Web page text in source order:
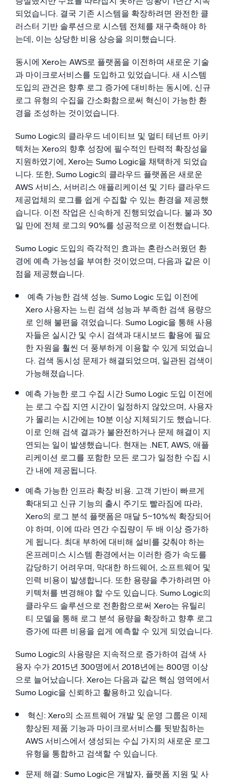
되었습니다. 결국 기존 시스템을 확장하려면 완전한 클
러스터 기반 솔루션으로 시스템 전체를 재구축해야 하
는데, 이는 상당한 비용 상승을 의미했습니다.
동시에 Xero는 AWS로 플랫폼을 이전하며 새로운 기술
과 마이크로서비스를 도입하고 있었습니다. 새 시스템
도입의 관건은 향후 로그 증가에 대비하는 동시에, 신규
로그 유형의 수집을 간소화함으로써 혁신이 가능한 환
경을 조성하는 것이었습니다.
Sumo Logic의 클라우드 네이티브 및 멀티 테넌트 아키
텍처는 Xero의 향후 성장에 필수적인 탄력적 확장성을
지원하였기에, Xero는 Sumo Logic을 채택하게 되었습
니다. 또한, Sumo Logic의 클라우드 플랫폼은 새로운
AWS 서비스, 서버리스 애플리케이션 및 기타 클라우드
제공업체의 로그를 쉽게 수집할 수 있는 환경을 제공했
습니다. 이전 작업은 신속하게 진행되었습니다. 불과 30
일 만에 전체 로그의 90%를 성공적으로 이전했습니다.
Sumo Logic 도입의 즉각적인 효과는 혼란스러웠던 환
경에 예측 가능성을 부여한 것이었으며, 다음과 같은 이
점을 제공했습니다.
예측 가능한 검색 성능. Sumo Logic 도입 이전에
Xero 사용자는 느린 검색 성능과 부족한 검색 용량으
로 인해 불편을 겪었습니다. Sumo Logic을 통해 사용
자들은 실시간 및 수시 검색과 대시보드 활용에 필요
한 자원을 훨씬 더 풍부하게 이용할 수 있게 되었습니
다. 검색 동시성 문제가 해결되었으며, 일관된 검색이
가능해졌습니다.
예측 가능한 로그 수집 시간 Sumo Logic 도입 이전에
는 로그 수집 지연 시간이 일정하지 않았으며, 사용자
가 몰리는 시간에는 10분 이상 지체되기도 했습니다.
이로 인해 검색 결과가 불완전하거나 문제 해결이 지
연되는 일이 발생했습니다. 현재는 .NET, AWS, 애플
리케이션 로그를 포함한 모든 로그가 일정한 수집 시
간 내에 제공됩니다.
예측 가능한 인프라 확장 비용. 고객 기반이 빠르게
확대되고 신규 기능의 출시 주기도 빨라짐에 따라,
Xero의 로그 분석 플랫폼은 매달 5~10%씩 확장되어
야 하며, 이에 따라 연간 수집량이 두 배 이상 증가하
게 됩니다. 최대 부하에 대비해 설비를 갖춰야 하는
온프레미스 시스템 환경에서는 이러한 증가 속도를
감당하기 어려우며, 막대한 하드웨어, 소프트웨어 및
인력 비용이 발생합니다. 또한 용량을 추가하려면 아
키텍처를 변경해야 할 수도 있습니다. Sumo Logic의
클라우드 솔루션으로 전환함으로써 Xero는 유틸리
티 모델을 통해 로그 분석 용량을 확장하고 향후 로그
증가에 따른 비용을 쉽게 예측할 수 있게 되었습니다.
Sumo Logic의 사용량은 지속적으로 증가하여 검색 사
용자 수가 2015년 300명에서 2018년에는 800명 이상
으로 늘어났습니다. Xero는 다음과 같은 핵심 영역에서
Sumo Logic을 신뢰하고 활용하고 있습니다.
혁신: Xero의 소프트웨어 개발 및 운영 그룹은 이제
향상된 제품 기능과 마이크로서비스를 뒷받침하는
AWS 서비스에서 생성되는 수십 가지의 새로운 로그
유형을 통합하고 검색할 수 있습니다.
문제 해결: Sumo Logic은 개발자, 플랫폼 지원 및 사